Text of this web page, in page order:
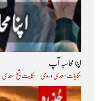
اپنا محاسبہ آپ
حکایات سعدی و رومی حکایت شیخ سعدیؒ